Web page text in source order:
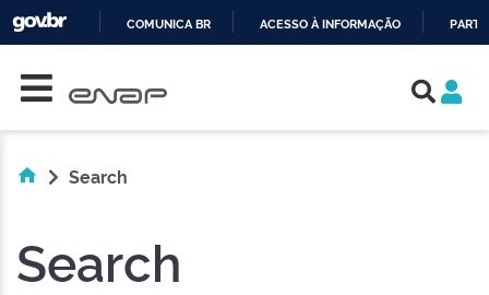
COMUNICA BR ACESSO À INFORMAÇÃO
Search
Search